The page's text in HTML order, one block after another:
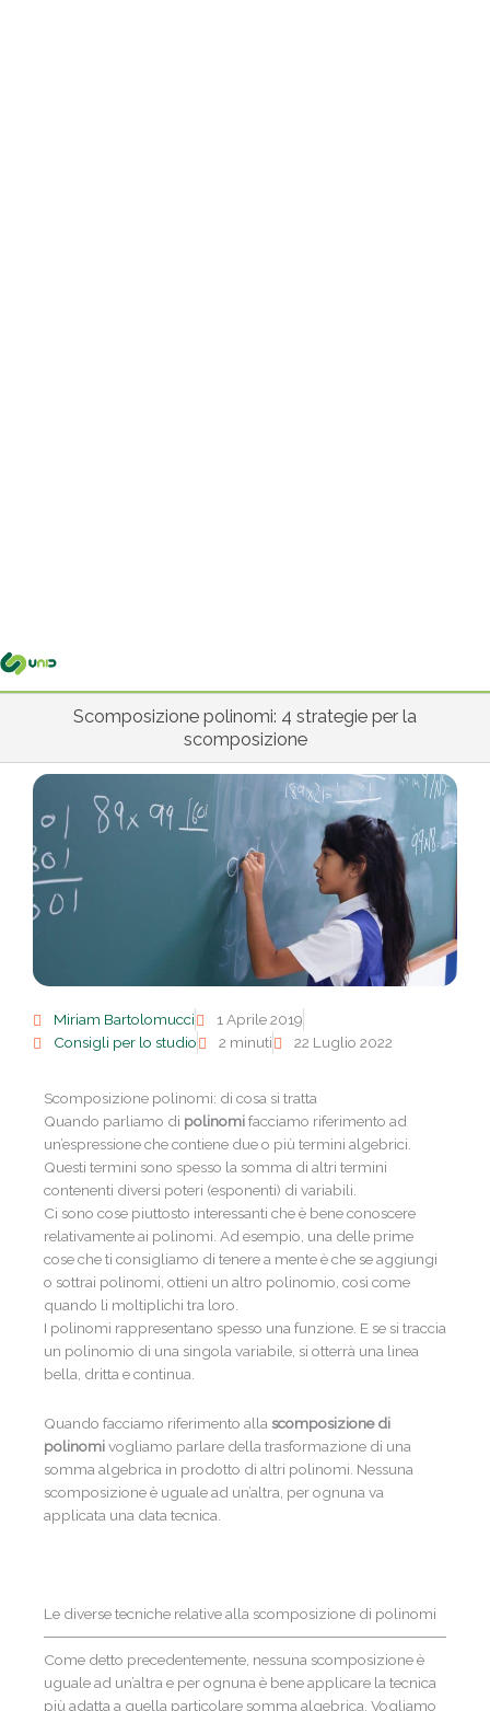
Scomposizione polinomi: 4 strategie per la
scomposizione
Miriam Bartolomucci
1 Aprile 2019
Consigli per lo studio
2 minuti 22 Luglio 2022
Scomposizione polinomi: di cosa si tratta
Quando parliamo di polinomifacciamo riferimento ad
un’espressione che contiene due o più termini algebrici.
Questi termini sono spesso la somma di altri termini
contenenti diversi poteri (esponenti) di variabili.
Ci sono cose piuttosto interessanti che è bene conoscere
relativamente ai polinomi. Ad esempio, una delle prime
cose che ti consigliamo di tenere a mente è che se aggiungi
o sottrai polinomi, ottieni un altro polinomio, così come
quando li moltiplichi tra loro.
I polinomi rappresentano spesso una funzione. E se si traccia
un polinomio di una singola variabile, si otterrà una linea
bella, dritta e continua.
Quando facciamo riferimento allascomposizione di
polinomivogliamo parlare della trasformazione di una
somma algebrica in prodotto di altri polinomi. Nessuna
scomposizione è uguale ad un’altra, per ognuna va
applicata una data tecnica.
Le diverse tecniche relative alla scomposizione di polinomi
Come detto precedentemente, nessuna scomposizione è
uguale ad un’altra e per ognuna è bene applicare la tecnica
più adatta a quella particolare somma algebrica. Vogliamo